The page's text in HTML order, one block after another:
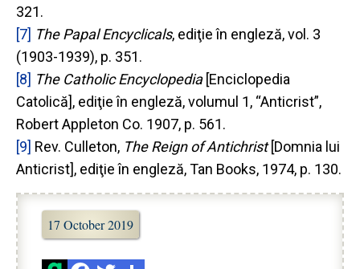
321.
[7] The Papal Encyclicals, ediţie în engleză, vol. 3
(1903-1939), p. 351.
[8] The Catholic Encyclopedia[Enciclopedia
Catolică], ediţie în engleză, volumul 1, “Anticrist”,
Robert Appleton Co. 1907, p. 561.
[9] Rev. Culleton, The Reign of Antichrist[Domnia lui
Anticrist], ediţie în engleză, Tan Books, 1974, p. 130.
17 October 2019